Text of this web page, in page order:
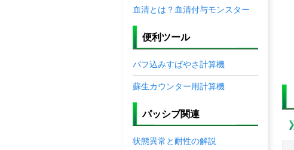
血清とは？血清付与モンスター
便利ツール
バフ込みすばやさ計算機
蘇生カウンター用計算機
パッシブ関連
状態異常と耐性の解説